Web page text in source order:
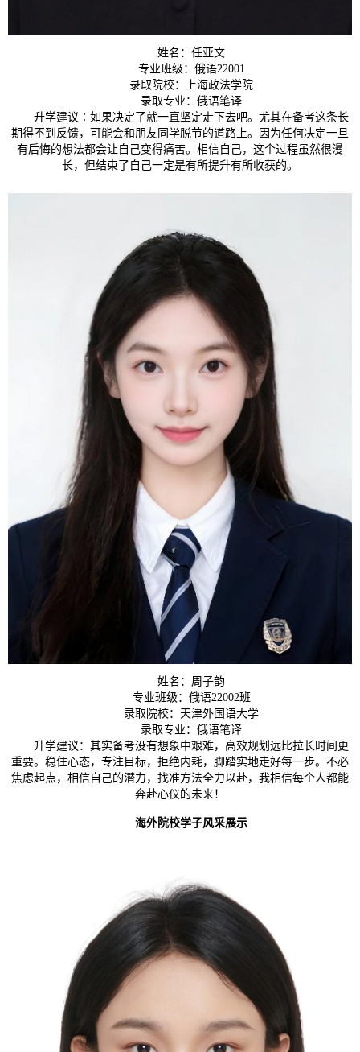
姓名：任亚文
专业班级：俄语22001
录取院校：上海政法学院
录取专业：俄语笔译
升学建议∶如果决定了就一直坚定走下去吧。尤其在备考这条长
期得不到反馈，可能会和朋友同学脱节的道路上。因为任何决定一旦
有后悔的想法都会让自己变得痛苦。相信自己，这个过程虽然很漫
长，但结束了自己一定是有所提升有所收获的。
姓名：周子韵
专业班级：俄语22002班
录取院校：天津外国语大学
录取专业：俄语笔译
升学建议：其实备考没有想象中艰难，高效规划远比拉长时间更
重要。稳住心态，专注目标，拒绝内耗，脚踏实地走好每一步。不必
焦虑起点，相信自己的潜力，找准方法全力以赴，我相信每个人都能
奔赴心仪的未来！
海外院校学子风采展示